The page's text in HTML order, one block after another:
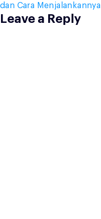
dan Cara Menjalankannya
Leave a Reply